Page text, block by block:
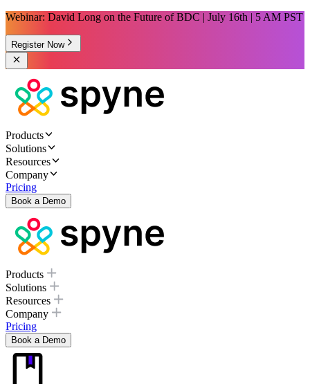
Webinar: David Long on the Future of BDC | July 16th | 5 AM PST
Register Now
Products
Solutions
Resources
Company
Pricing
Book a Demo
Products
Solutions
Resources
Company
Pricing
Book a Demo